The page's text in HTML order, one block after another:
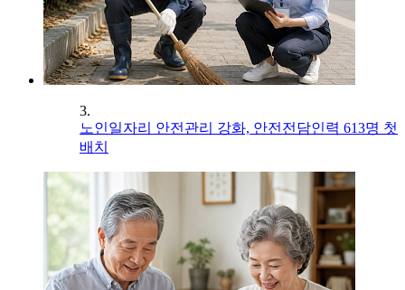
3.
노인일자리 안전관리 강화, 안전전담인력 613명 첫
배치